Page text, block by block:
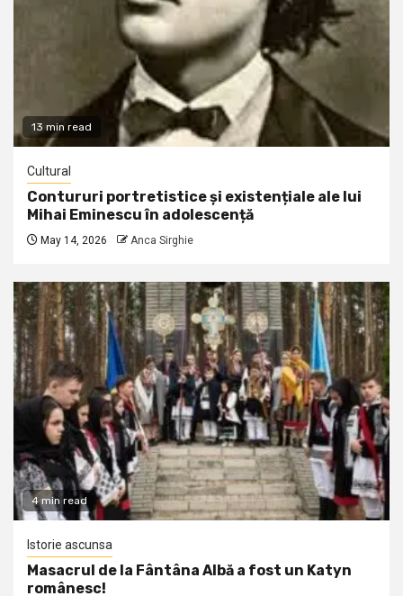
13 min read
Cultural
Contururi portretistice și existențiale ale lui
Mihai Eminescu în adolescență
May 14, 2026 Anca Sirghie
4 min read
Istorie ascunsa
Masacrul de la Fântâna Albă a fost un Katyn
românesc!